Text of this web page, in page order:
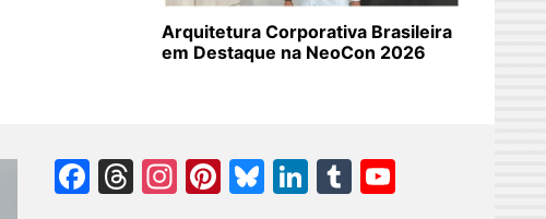
Arquitetura Corporativa Brasileira
em Destaque na NeoCon 2026
Facebook
Threads
Instagram
Pinterest
Bluesky
LinkedIn
Tumblr